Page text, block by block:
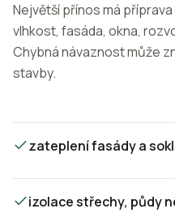
Největší přínos má
vlhkost, fasáda, okna,
Chybná návaznost může
stavby.
zateplení fasády a
izolace střechy, půdy